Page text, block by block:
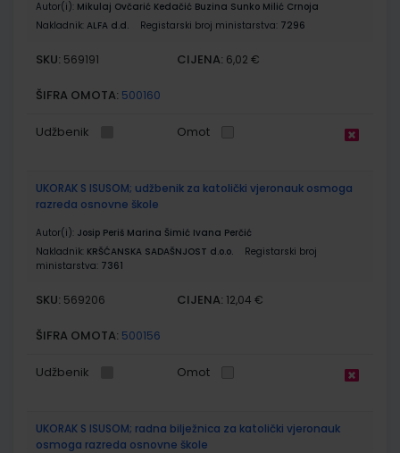
Autor(i): Mikulaj Ovčarić Kedačić Buzina Sunko Milić Crnoja
Nakladnik: ALFA d.d. Registarski broj ministarstva: 7296
SKU: 569191 CIJENA: 6,02 €
ŠIFRA OMOTA: 500160
Udžbenik Omot
UKORAK S ISUSOM; udžbenik za katolički vjeronauk osmoga
razreda osnovne škole
Autor(i): Josip Periš Marina Šimić Ivana Perčić
Nakladnik: KRŠĆANSKA SADAŠNJOST d.o.o.
Registarski broj
ministarstva: 7361
SKU: 569206 CIJENA: 12,04 €
ŠIFRA OMOTA: 500156
Udžbenik Omot
UKORAK S ISUSOM; radna bilježnica za katolički vjeronauk
osmoga razreda osnovne škole